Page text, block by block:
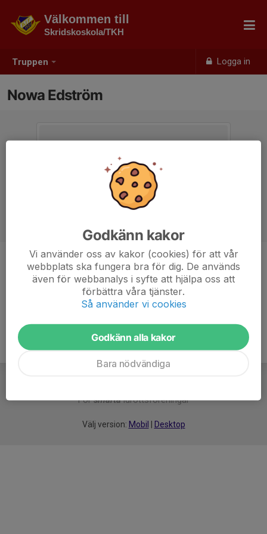
Truppen Logga in
Välkommen till
Skridskoskola/TKH
Nowa Edström
Position
-
6 år
Försmartaidrottsföreningar
Välj version: Mobil Desktop
Godkänn kakor
Vi använder oss av kakor (cookies) för att vår
webbplats ska fungera bra för dig. De används
även för webbanalys i syfte att hjälpa oss att
förbättra våra tjänster.
Så använder vi cookies
Godkänn alla kakor
Bara nödvändiga